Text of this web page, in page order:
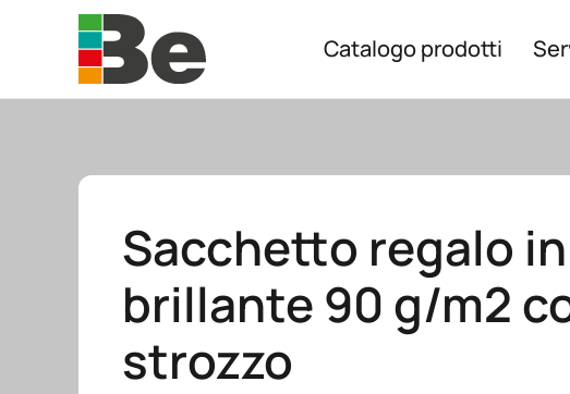
Skip to main content Catalogo prodotti
Sacchetto regalo
brillante 90 g/m2
strozzo